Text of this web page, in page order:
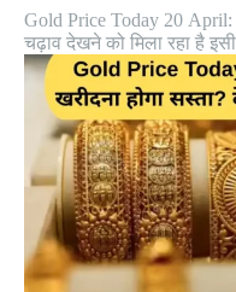
Gold Price Today 20 April:
चढ़ाव देखने को मिला रहा है